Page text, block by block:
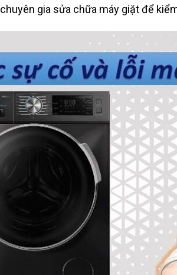
gia sửa chữa máy giặt để